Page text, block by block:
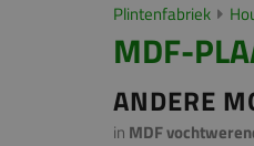
Plintenfabriek
MDF-
ANDERE
in MDF